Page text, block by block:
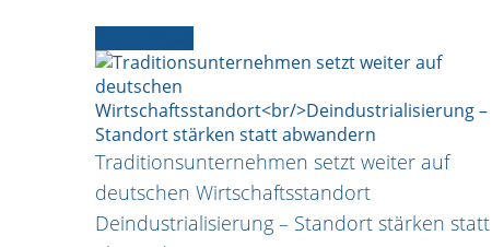
Traditionsunternehmen setzt weiter auf
deutschen Wirtschaftsstandort
Deindustrialisierung – Standort stärken statt